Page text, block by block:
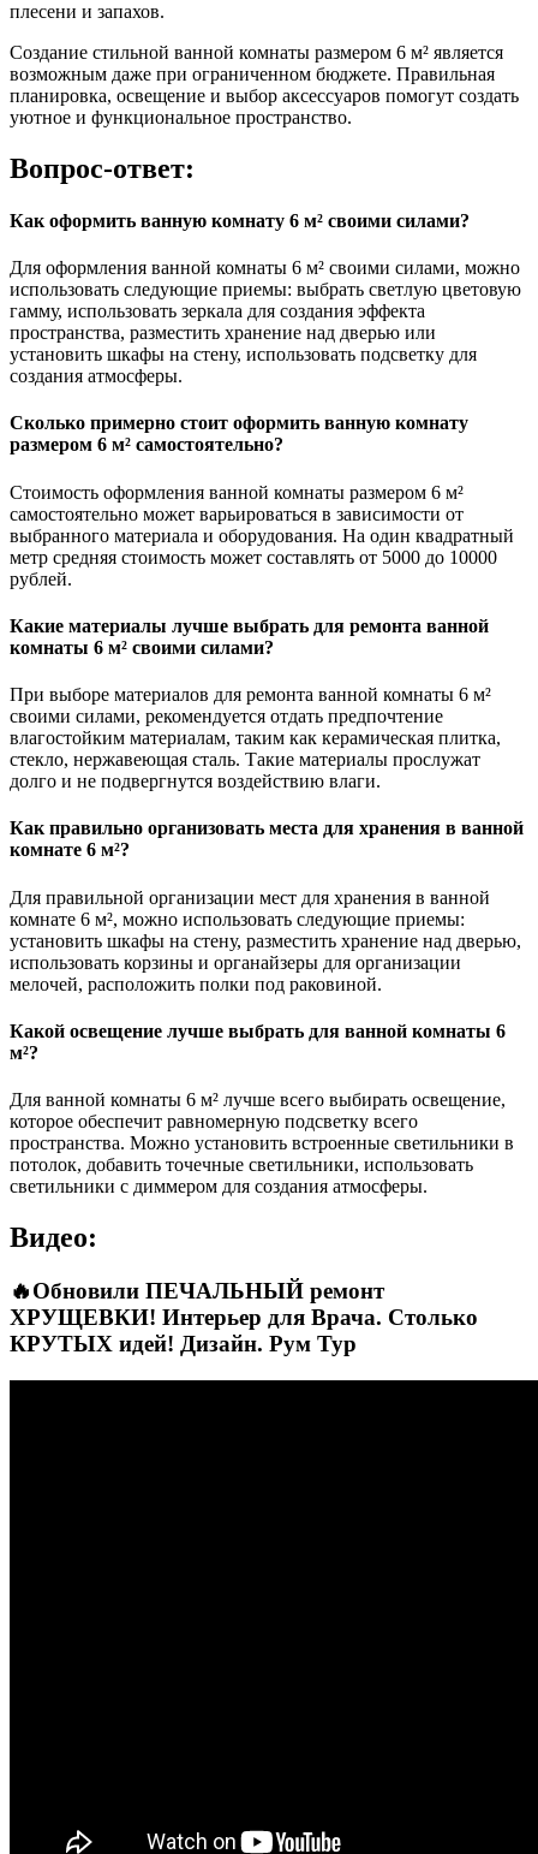
плесени и запахов.
Создание стильной ванной комнаты размером 6 м² является
возможным даже при ограниченном бюджете. Правильная
планировка, освещение и выбор аксессуаров помогут создать
уютное и функциональное пространство.
Вопрос-ответ:
Как оформить ванную комнату 6 м² своими силами?
Для оформления ванной комнаты 6 м² своими силами, можно
использовать следующие приемы: выбрать светлую цветовую
гамму, использовать зеркала для создания эффекта
пространства, разместить хранение над дверью или
установить шкафы на стену, использовать подсветку для
создания атмосферы.
Сколько примерно стоит оформить ванную комнату
размером 6 м² самостоятельно?
Стоимость оформления ванной комнаты размером 6 м²
самостоятельно может варьироваться в зависимости от
выбранного материала и оборудования. На один квадратный
метр средняя стоимость может составлять от 5000 до 10000
рублей.
Какие материалы лучше выбрать для ремонта ванной
комнаты 6 м² своими силами?
При выборе материалов для ремонта ванной комнаты 6 м²
своими силами, рекомендуется отдать предпочтение
влагостойким материалам, таким как керамическая плитка,
стекло, нержавеющая сталь. Такие материалы прослужат
долго и не подвергнутся воздействию влаги.
Как правильно организовать места для хранения в ванной
комнате 6 м²?
Для правильной организации мест для хранения в ванной
комнате 6 м², можно использовать следующие приемы:
установить шкафы на стену, разместить хранение над дверью,
использовать корзины и органайзеры для организации
мелочей, расположить полки под раковиной.
Какой освещение лучше выбрать для ванной комнаты 6
м²?
Для ванной комнаты 6 м² лучше всего выбирать освещение,
которое обеспечит равномерную подсветку всего
пространства. Можно установить встроенные светильники в
потолок, добавить точечные светильники, использовать
светильники с диммером для создания атмосферы.
Видео:
🔥Обновили ПЕЧАЛЬНЫЙ ремонт
ХРУЩЕВКИ! Интерьер для Врача. Столько
КРУТЫХ идей! Дизайн. Рум Тур